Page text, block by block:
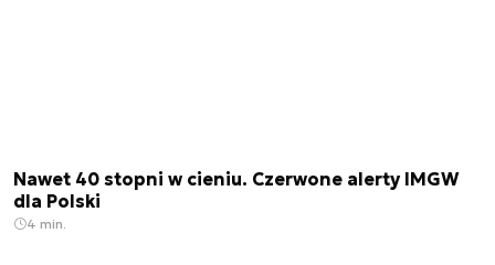
Nawet 40 stopni w cieniu. Czerwone alerty IMGW
dla Polski
4 min.